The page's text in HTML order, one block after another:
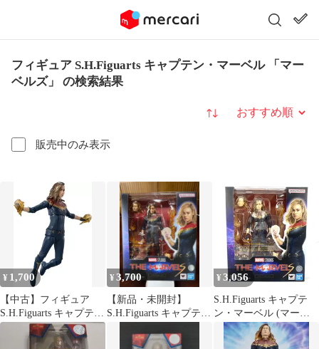
フィギュア S.H.Figuarts キャプテン・マーベル 「マー
ベルズ」 の検索結果
販売中のみ表示
並び替え
¥ 1,700
【中古】フィギュア
S.H.Figuarts キャプテ
ン・マーベル 「マーベ
ルズ」
¥3,700
【新品・未開封】
S.H.Figuarts キャプテ
ルズ）
¥3,056
S.H.Figuarts キャプテ
ン・マーベル (マーベ
ルズ)